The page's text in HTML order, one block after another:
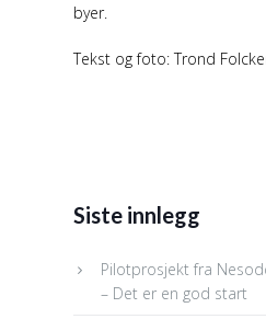
byer.
Tekst og foto: Trond
Siste innlegg
Pilotprosjekt fra
– Det er en god start